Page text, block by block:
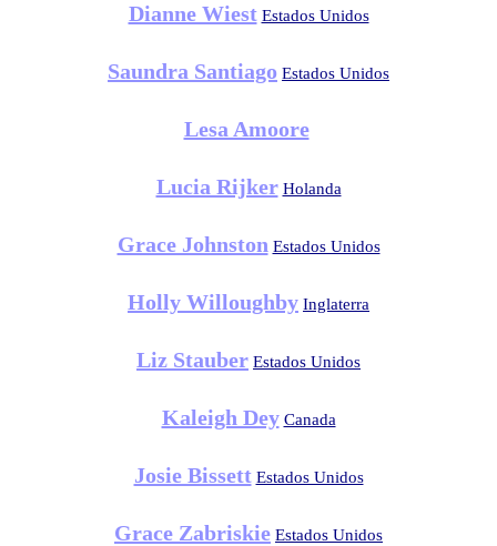
Dianne Wiest Estados Unidos
Saundra Santiago Estados Unidos
Lesa Amoore
Lucia Rijker Holanda
Grace Johnston Estados Unidos
Holly Willoughby Inglaterra
Liz Stauber Estados Unidos
Kaleigh Dey Canada
Josie Bissett Estados Unidos
Grace Zabriskie Estados Unidos